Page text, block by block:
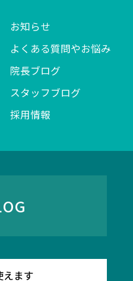
お知らせ
よくある質問やお悩み
院長ブログ
スタッフブログ
採用情報